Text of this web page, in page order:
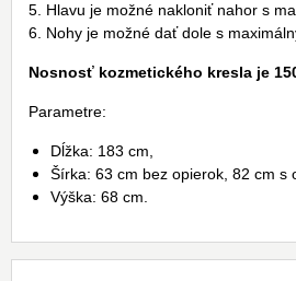
5. Hlavu je možné nakloniť nahor s
6. Nohy je možné dať dole s
Nosnosť kozmetického kresla je
Parametre:
Dĺžka: 183 cm,
Šírka: 63 cm bez opierok, 82 cm s
Výška: 68 cm.